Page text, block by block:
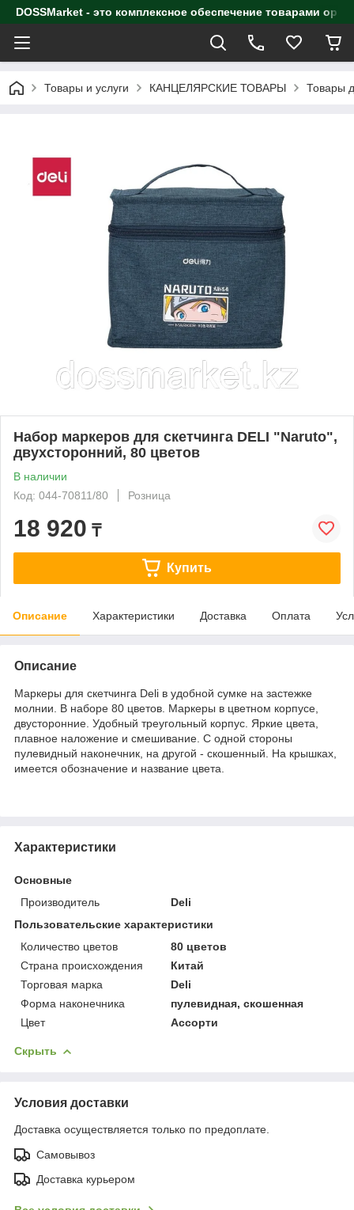
DOSSMarket - это комплексное обеспечение товарами
Товары и услуги КАНЦЕЛЯРСКИЕ ТОВАРЫ Товары
Набор маркеров для скетчинга DELI "Naruto",
двухсторонний, 80 цветов
В наличии
Код: 044-70811/80
Розница
18 920 ₸
Купить
Описание Характеристики Доставка Оплата
Описание
Маркеры для скетчинга Deli в удобной сумке на застежке
молнии. В наборе 80 цветов. Маркеры в цветном корпусе,
двусторонние. Удобный треугольный корпус. Яркие цвета,
плавное наложение и смешивание. С одной стороны
пулевидный наконечник, на другой - скошенный. На крышках,
имеется обозначение и название цвета.
Характеристики
Основные
Производитель
Deli
Пользовательские характеристики
Количество цветов
80 цветов
Страна происхождения
Китай
Торговая марка
Deli
Форма наконечника
пулевидная, скошенная
Цвет
Ассорти
Скрыть
Условия доставки
Доставка осуществляется только по предоплате.
Самовывоз
Доставка курьером